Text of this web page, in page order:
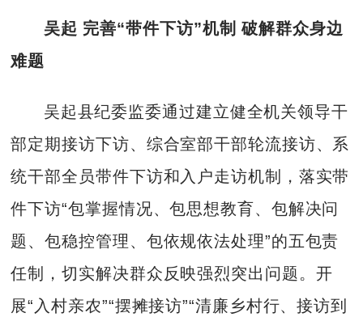
吴起 完善“带件下访”机制 破解群众身边
难题
吴起县纪委监委通过建立健全机关领导干
部定期接访下访、综合室部干部轮流接访、系
统干部全员带件下访和入户走访机制，落实带
件下访“包掌握情况、包思想教育、包解决问
题、包稳控管理、包依规依法处理”的五包责
任制，切实解决群众反映强烈突出问题。开
展“入村亲农”“摆摊接访”“清廉乡村行、接访到